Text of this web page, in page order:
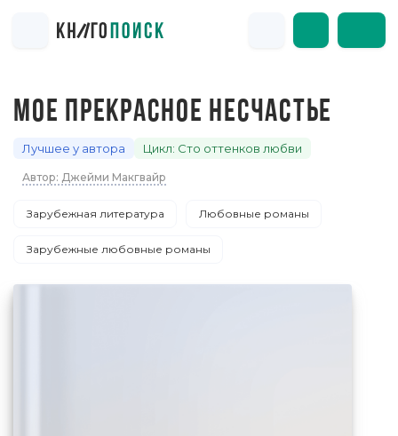
МОЕ ПРЕКРАСНОЕ НЕСЧАСТЬЕ
Лучшее у автора Цикл: Сто оттенков любви
Автор: Джейми Макгвайр
Зарубежная литература Любовные романы
Зарубежные любовные романы